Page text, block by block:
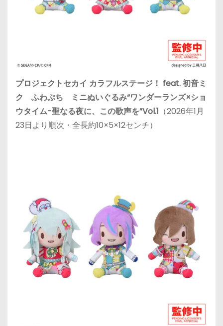
プロジェクトセカイ カラフルステージ！ feat. 初音ミ
ク ふわぷち ミニぬいぐるみ“ワンダーランズ×ショ
ウタイム-聖なる夜に、この歌声を”Vol.1 （2026年1月
23日より順次・全長約10×5×12センチ）